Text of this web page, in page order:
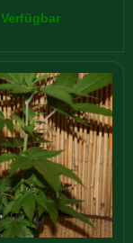
Verfügbar